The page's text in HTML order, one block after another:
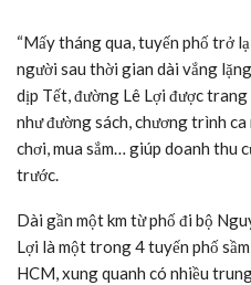
“Mấy tháng qua, tuyến phố trở
người sau thời gian dài vắng
dịp Tết, đường Lê Lợi được
như đường sách, chương trình
chơi, mua sắm… giúp doanh thu
trước.
Dài gần một km từ phố đi bộ
Lợi là một trong 4 tuyến phố
HCM, xung quanh có nhiều